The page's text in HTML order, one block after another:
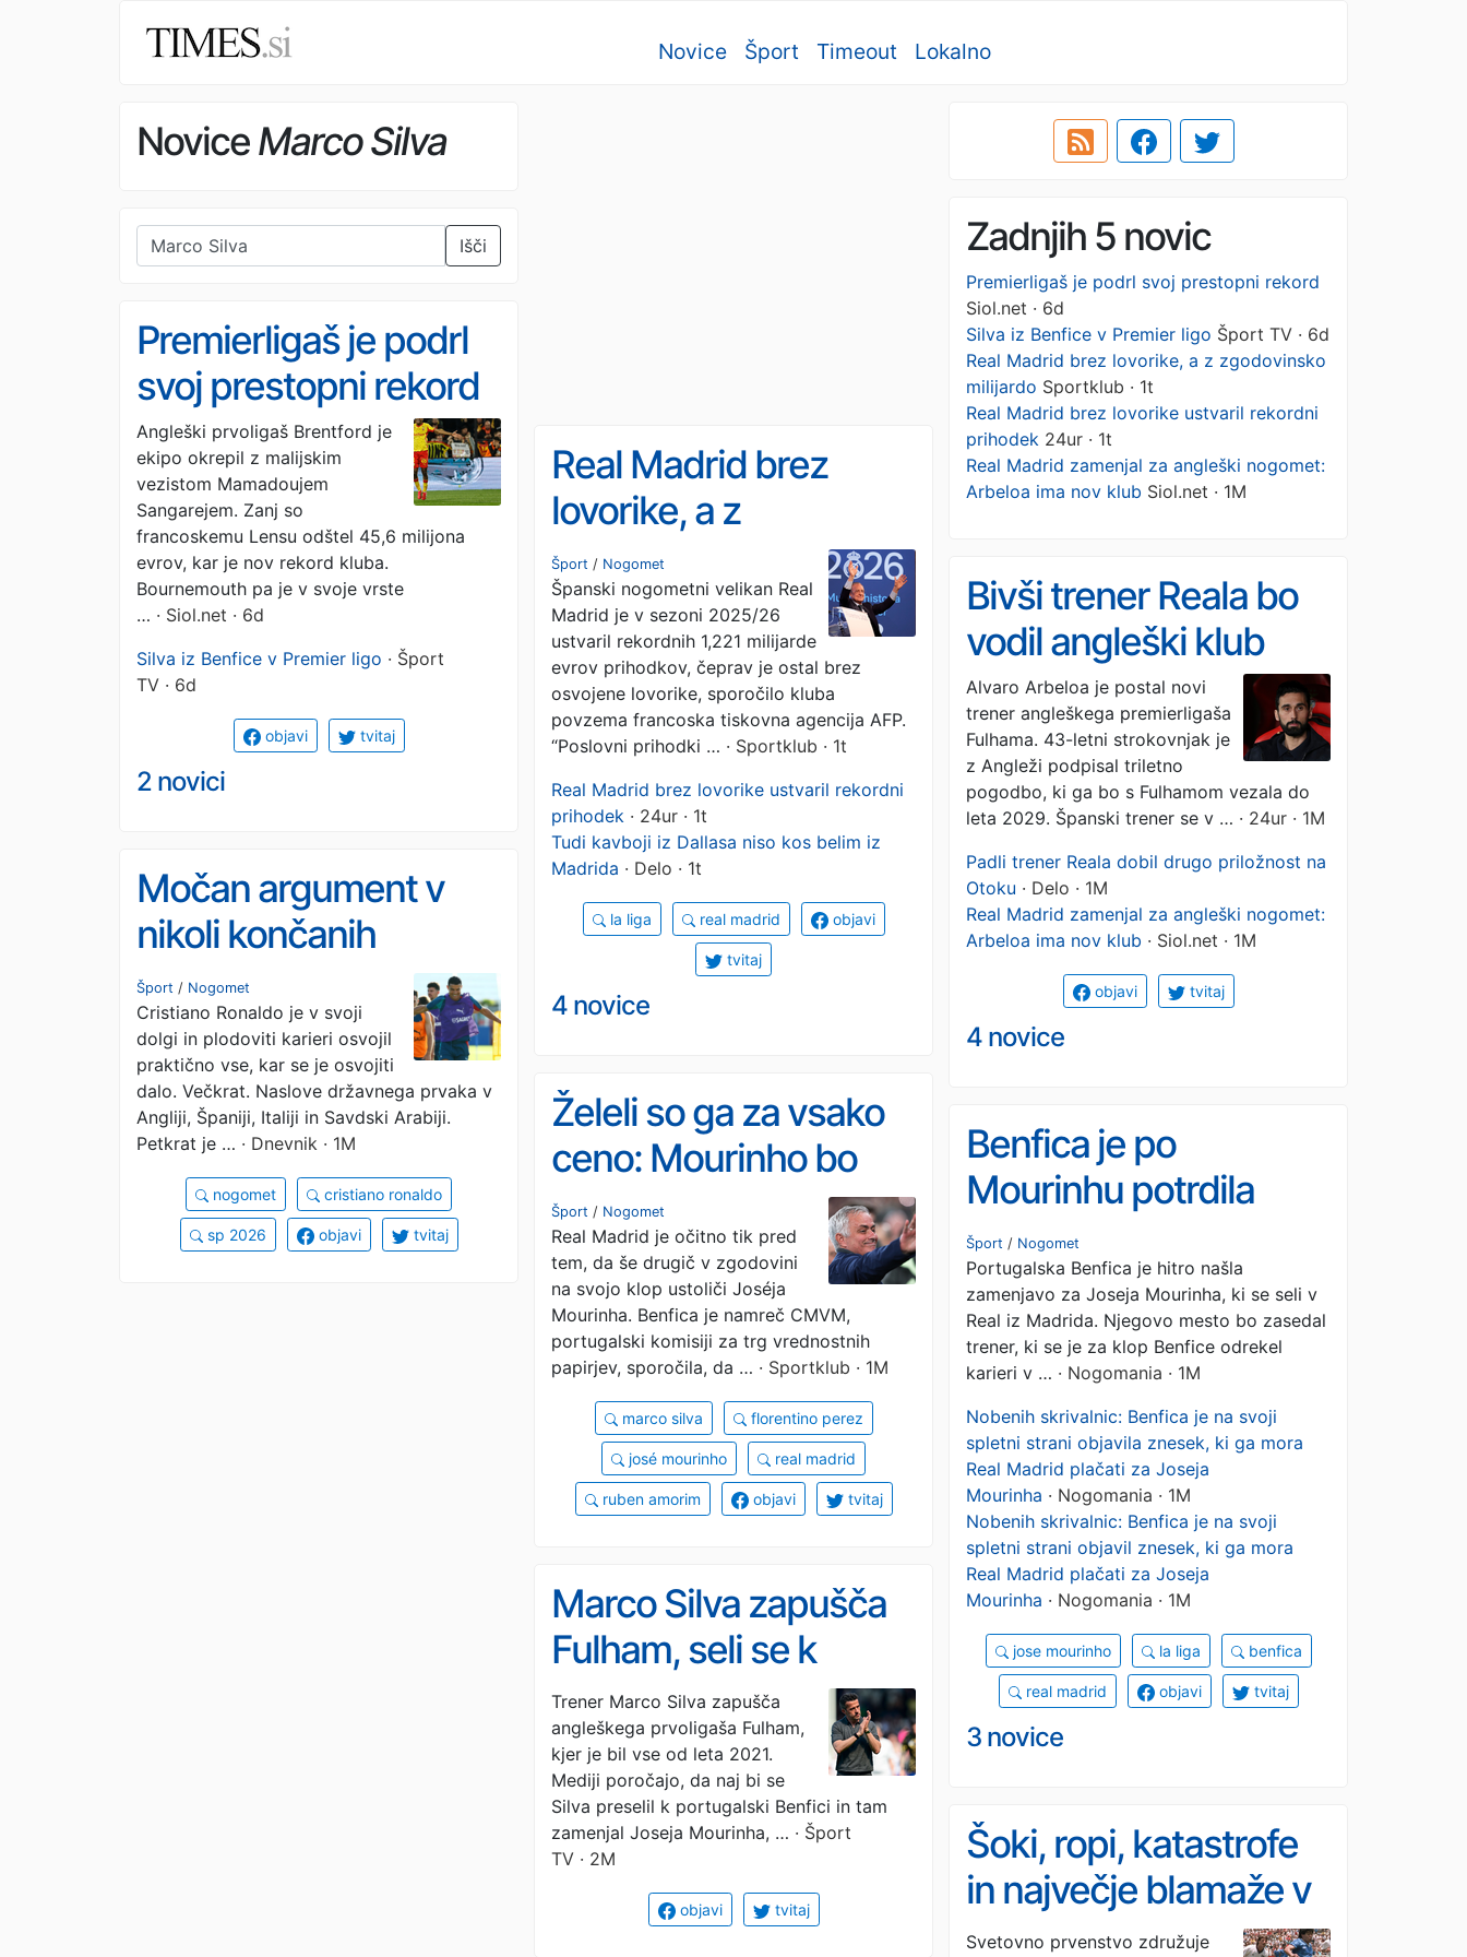
Novice Šport Timeout Lokalno
NoviceMarco Silva
Išči Zadnjih 5 novic
Premierligaš je podrl svoj prestopni rekord
Siol.net · 6d
Silva iz Benfice v Premier ligo Šport TV · 6d
Real Madrid brez lovorike, a z zgodovinsko
milijardo Sportklub · 1t
Real Madrid brez lovorike ustvaril rekordni
prihodek 24ur · 1t
Real Madrid zamenjal za angleški nogomet:
Arbeloa ima nov klub Siol.net · 1M
Premierligaš je podrl
svoj prestopni rekord
Angleški prvoligaš Brentford je
ekipo okrepil z malijskim
vezistom Mamadoujem
Sangarejem. Zanj so
francoskemu Lensu odštel 45,6 milijona
evrov, kar je nov rekord kluba.
Bournemouth pa je v svoje vrste
… · Siol.net · 6d
Silva iz Benfice v Premier ligo · Šport
TV · 6d
objavi tvitaj
2 novici
Real Madrid brez
lovorike, a z
zgodovinsko milijardo
Šport / Nogomet
Španski nogometni velikan Real
Madrid je v sezoni 2025/26
ustvaril rekordnih 1,221 milijarde
evrov prihodkov, čeprav je ostal brez
osvojene lovorike, sporočilo kluba
povzema francoska tiskovna agencija AFP.
“Poslovni prihodki … · Sportklub · 1t
Real Madrid brez lovorike ustvaril rekordni
prihodek · 24ur · 1t
Tudi kavboji iz Dallasa niso kos belim iz
Madrida · Delo · 1t
la liga real madrid objavi
tvitaj
4 novice
Bivši trener Reala bo
vodil angleški klub
Alvaro Arbeloa je postal novi
trener angleškega premierligaša
Fulhama. 43-letni strokovnjak je
z Angleži podpisal triletno
pogodbo, ki ga bo s Fulhamom vezala do
leta 2029. Španski trener se v … · 24ur · 1M
Padli trener Reala dobil drugo priložnost na
Otoku · Delo · 1M
Real Madrid zamenjal za angleški nogomet:
Arbeloa ima nov klub · Siol.net · 1M
objavi tvitaj
4 novice
Močan argument v
nikoli končanih
debatah
Šport / Nogomet
Cristiano Ronaldo je v svoji
dolgi in plodoviti karieri osvojil
praktično vse, kar se je osvojiti
dalo. Večkrat. Naslove državnega prvaka v
Angliji, Španiji, Italiji in Savdski Arabiji.
Petkrat je … · Dnevnik · 1M
nogomet cristiano ronaldo
sp 2026 objavi tvitaj
Želeli so ga za vsako
ceno: Mourinho bo
stal bogastvo
Šport / Nogomet
Real Madrid je očitno tik pred
tem, da še drugič v zgodovini
na svojo klop ustoliči Joséja
Mourinha. Benfica je namreč CMVM,
portugalski komisiji za trg vrednostnih
papirjev, sporočila, da … · Sportklub · 1M
marco silva florentino perez
josé mourinho real madrid
ruben amorim objavi tvitaj
Benfica je po
Mourinhu potrdila
novega trenerja, ki
prihaja iz Premier
League
Šport / Nogomet
Portugalska Benfica je hitro našla
zamenjavo za Joseja Mourinha, ki se seli v
Real iz Madrida. Njegovo mesto bo zasedal
trener, ki se je za klop Benfice odrekel
karieri v … · Nogomania · 1M
Nobenih skrivalnic: Benfica je na svoji
spletni strani objavila znesek, ki ga mora
Real Madrid plačati za Joseja
Mourinha · Nogomania · 1M
Nobenih skrivalnic: Benfica je na svoji
spletni strani objavil znesek, ki ga mora
Real Madrid plačati za Joseja
Mourinha · Nogomania · 1M
jose mourinho la liga benfica
real madrid objavi tvitaj
3 novice
Marco Silva zapušča
Fulham, seli se k
Benfici
Trener Marco Silva zapušča
angleškega prvoligaša Fulham,
kjer je bil vse od leta 2021.
Mediji poročajo, da naj bi se
Silva preselil k portugalski Benfici in tam
zamenjal Joseja Mourinha, … · Šport
TV · 2M
objavi tvitaj
Šoki, ropi, katastrofe
in največje blamaže v
zgodovini svetovnih
Svetovno prvenstvo združuje